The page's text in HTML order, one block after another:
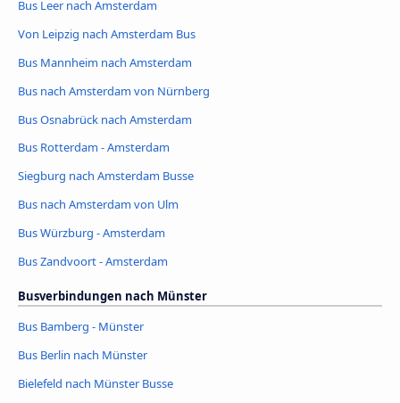
Bus Leer nach Amsterdam
Von Leipzig nach Amsterdam Bus
Bus Mannheim nach Amsterdam
Bus nach Amsterdam von Nürnberg
Bus Osnabrück nach Amsterdam
Bus Rotterdam - Amsterdam
Siegburg nach Amsterdam Busse
Bus nach Amsterdam von Ulm
Bus Würzburg - Amsterdam
Bus Zandvoort - Amsterdam
Busverbindungen nach Münster
Bus Bamberg - Münster
Bus Berlin nach Münster
Bielefeld nach Münster Busse